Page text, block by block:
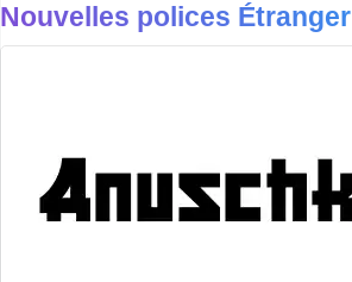
Nouvelles polices Étranger